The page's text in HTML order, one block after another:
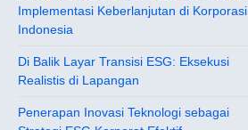
Implementasi Keberlanjutan di Korporasi
Indonesia
Di Balik Layar Transisi ESG: Eksekusi
Realistis di Lapangan
Penerapan Inovasi Teknologi sebagai